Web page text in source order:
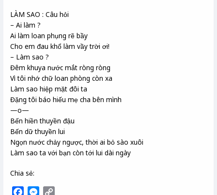
LÀM SAO : Câu hỏi
– Ai làm ?
Ai làm loan phụng rẽ bầy
Cho em đau khổ làm vầy trời ơi!
– Làm sao ?
Đêm khuya nước mắt ròng ròng
Vì tôi nhớ chữ loan phòng còn xa
Làm sao hiệp mặt đôi ta
Đặng tôi báo hiếu mẹ cha bên mình
—o—
Bến hiền thuyền đậu
Bến dữ thuyền lui
Ngọn nước chảy ngược, thời ai bỏ sào xuôi
Làm sao ta với bạn còn tới lui dài ngày
Chia sẻ:
M